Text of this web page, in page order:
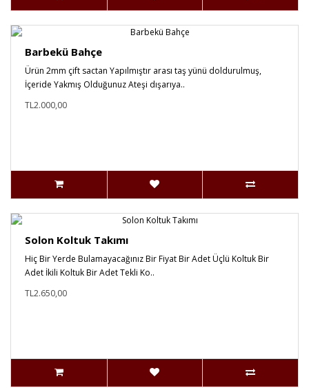
Barbekü Bahçe
Ürün 2mm çift sactan Yapılmıştır arası taş yünü doldurulmuş,
İçeride Yakmış Olduğunuz Ateşi dışarıya..
TL2.000,00
Solon Koltuk Takımı
Hiç Bir Yerde Bulamayacağınız Bir Fiyat Bir Adet Üçlü Koltuk Bir
Adet İkili Koltuk Bir Adet Tekli Ko..
TL2.650,00